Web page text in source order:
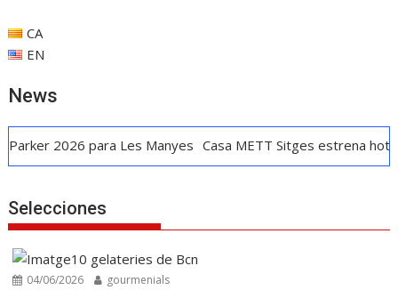
CA
EN
News
para Les Manyes Casa METT Sitges estrena hotelería
Selecciones
04/06/2026 gourmenials